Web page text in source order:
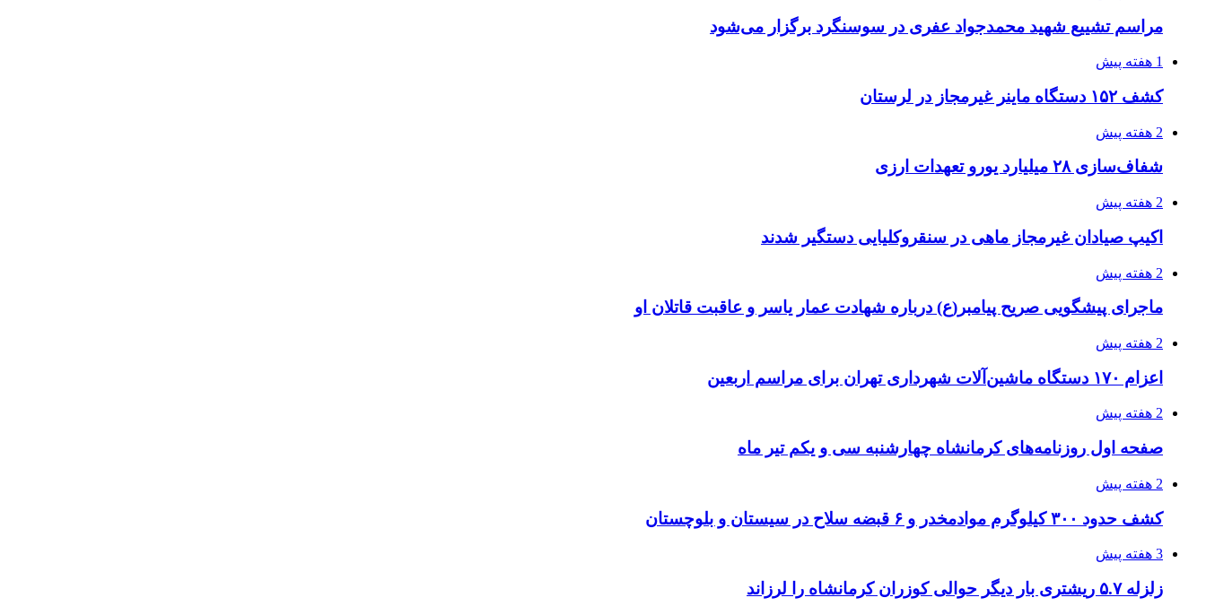
مراسم تشییع شهید محمدجواد عفری در سوسنگرد برگزار می‌شود
1 هفته پیش
کشف ۱۵۲ دستگاه ماینر غیرمجاز در لرستان
2 هفته پیش
شفاف‌سازی ۲۸ میلیارد یورو تعهدات ارزی
2 هفته پیش
اکیپ صیادان غیرمجاز ماهی در سنقروکلیایی دستگیر شدند
2 هفته پیش
ماجرای پیشگویی صریح پیامبر(ع) درباره شهادت عمار یاسر و عاقبت قاتلان او
2 هفته پیش
اعزام ۱۷۰ دستگاه ماشین‌آلات شهرداری تهران برای مراسم اربعین
2 هفته پیش
صفحه اول روزنامه‌های کرمانشاه چهارشنبه سی و یکم تیر ماه
2 هفته پیش
کشف حدود ۳۰۰ کیلوگرم موادمخدر و ۶ قبضه سلاح در سیستان و بلوچستان
3 هفته پیش
زلزله ۵.۷ ریشتری بار دیگر حوالی کوزران کرمانشاه را لرزاند